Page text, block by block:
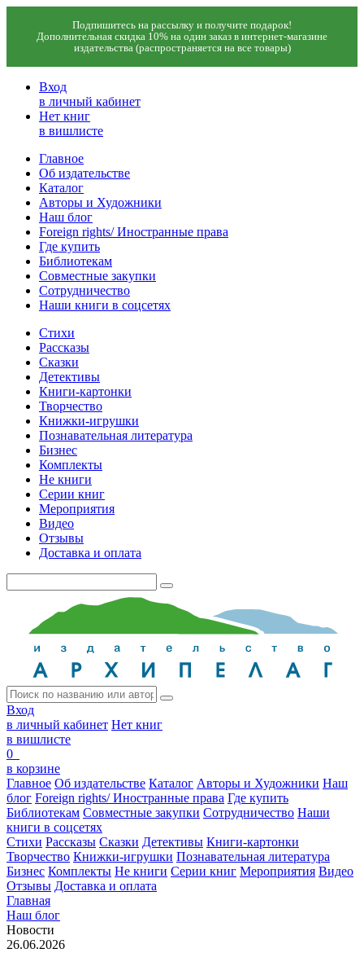
Подпишитесь на рассылку и получите подарок!
Дополнительная скидка 10% на один заказ в интернет-магазине
издательства (распространяется на все товары)
Вход
в личный кабинет
Нет книг
в вишлисте
Главное
Об издательстве
Каталог
Авторы и Художники
Наш блог
Foreign rights/ Иностранные права
Где купить
Библиотекам
Совместные закупки
Сотрудничество
Наши книги в соцсетях
Стихи
Рассказы
Сказки
Детективы
Книги-картонки
Творчество
Книжки-игрушки
Познавательная литература
Бизнес
Комплекты
Не книги
Серии книг
Мероприятия
Видео
Отзывы
Доставка и оплата
Вход
в личный кабинет Нет книг
в вишлисте
0
в корзине
Главное Об издательстве Каталог Авторы и Художники Наш
блог Foreign rights/ Иностранные права Где купить
Библиотекам Совместные закупки Сотрудничество Наши
книги в соцсетях
Стихи Рассказы Сказки Детективы Книги-картонки
Творчество Книжки-игрушки Познавательная литература
Бизнес Комплекты Не книги Серии книг Мероприятия Видео
Отзывы Доставка и оплата
Главная
Наш блог
Новости
26.06.2026